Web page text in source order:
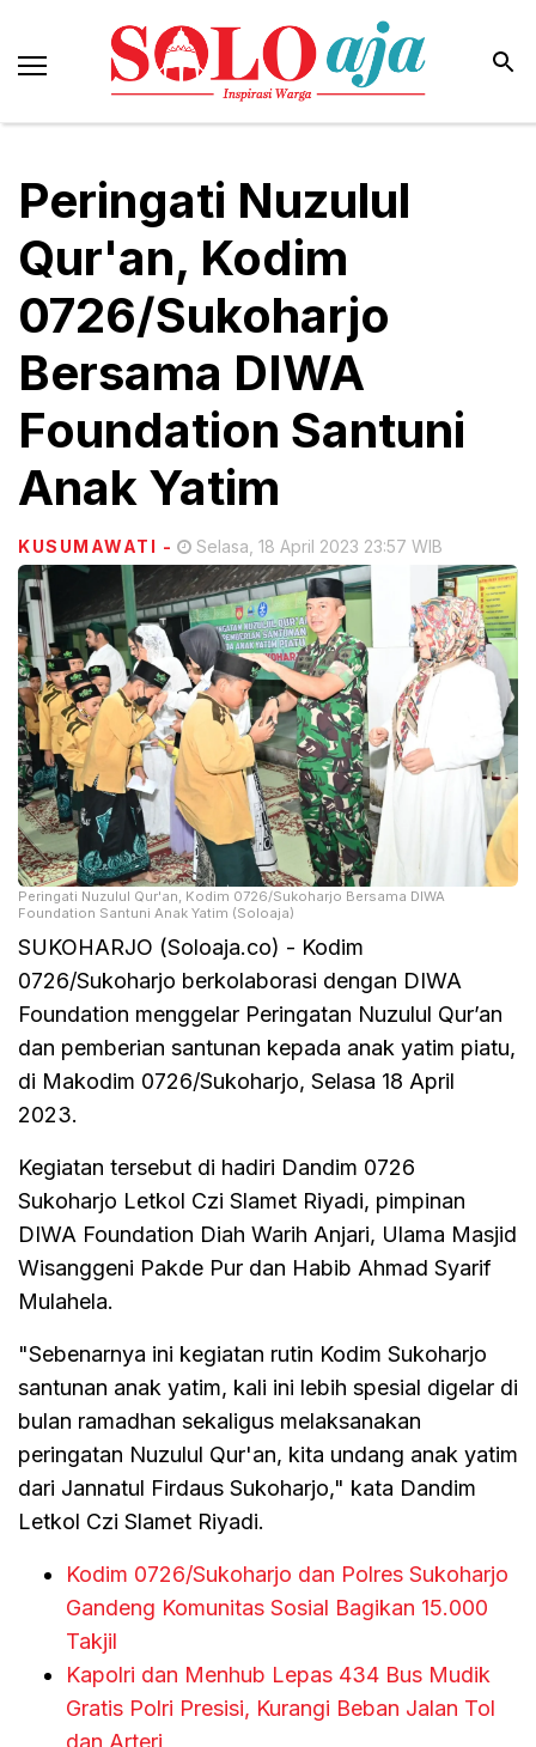
Peringati Nuzulul
Qur'an, Kodim
0726/Sukoharjo
Bersama DIWA
Foundation Santuni
Anak Yatim
KUSUMAWATI - Selasa, 18 April 2023 23:57 WIB
Peringati Nuzulul Qur'an, Kodim 0726/Sukoharjo Bersama DIWA
Foundation Santuni Anak Yatim (Soloaja)
SUKOHARJO (Soloaja.co) - Kodim
0726/Sukoharjo berkolaborasi dengan DIWA
Foundation menggelar Peringatan Nuzulul Qur’an
dan pemberian santunan kepada anak yatim piatu,
di Makodim 0726/Sukoharjo, Selasa 18 April
2023.
Kegiatan tersebut di hadiri Dandim 0726
Sukoharjo Letkol Czi Slamet Riyadi, pimpinan
DIWA Foundation Diah Warih Anjari, Ulama Masjid
Wisanggeni Pakde Pur dan Habib Ahmad Syarif
Mulahela.
"Sebenarnya ini kegiatan rutin Kodim Sukoharjo
santunan anak yatim, kali ini lebih spesial digelar di
bulan ramadhan sekaligus melaksanakan
peringatan Nuzulul Qur'an, kita undang anak yatim
dari Jannatul Firdaus Sukoharjo," kata Dandim
Letkol Czi Slamet Riyadi.
Kodim 0726/Sukoharjo dan Polres Sukoharjo
Gandeng Komunitas Sosial Bagikan 15.000
Takjil
Kapolri dan Menhub Lepas 434 Bus Mudik
Gratis Polri Presisi, Kurangi Beban Jalan Tol
dan Arteri